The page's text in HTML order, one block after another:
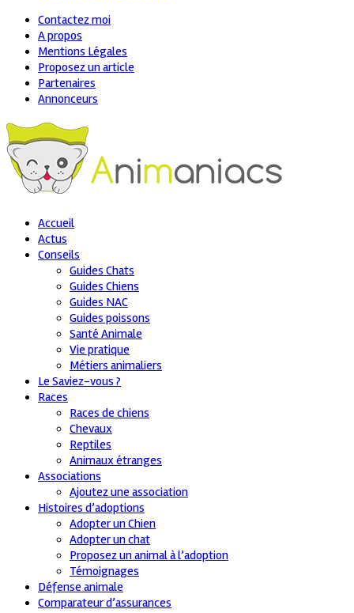
Contactez moi
A propos
Mentions Légales
Proposez un article
Partenaires
Annonceurs
Accueil
Actus
Conseils
Guides Chats
Guides Chiens
Guides NAC
Guides poissons
Santé Animale
Vie pratique
Métiers animaliers
Le Saviez-vous ?
Races
Races de chiens
Chevaux
Reptiles
Animaux étranges
Associations
Ajoutez une association
Histoires d’adoptions
Adopter un Chien
Adopter un chat
Proposez un animal à l’adoption
Témoignages
Défense animale
Comparateur d’assurances